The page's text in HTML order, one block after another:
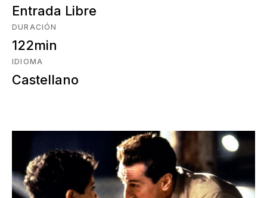
Entrada Libre
DURACIÓN
122min
IDIOMA
Castellano